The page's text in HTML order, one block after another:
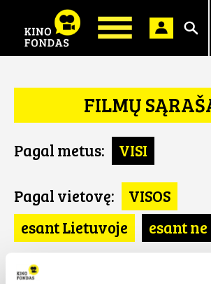
Ieškoti
FILMŲ
Pagal metus: VISI
Pagal vietovę:
VISOS
esant Lietuvoje
esant
Pagal šalį: